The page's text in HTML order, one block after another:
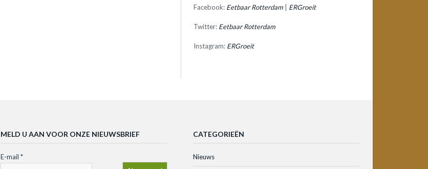
Facebook: Eetbaar Rotterdam ERGroeit
Twitter: Eetbaar Rotterdam
Instagram: ERGroeit
MELD U AAN VOOR ONZE NIEUWSBRIEF
E-mail *
CATEGORIEËN
Nieuws